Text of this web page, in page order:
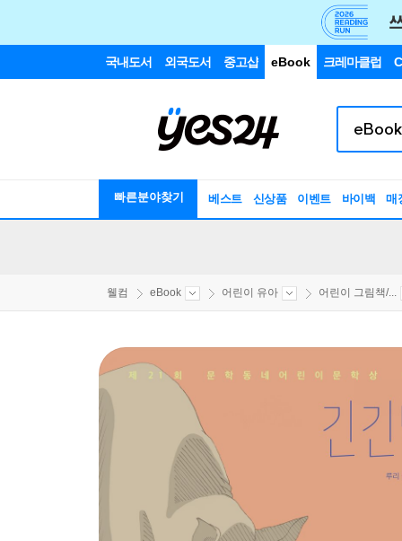
국내도서 외국도서 중고샵 eBook 크레마클럽
빠른분야찾기 베스트 신상품 이벤트 바이백 매
웰컴 eBook 어린이 유아 어린이 그림책/...